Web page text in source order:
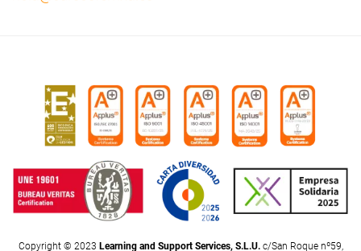
Copyright © 2023 Learning and Support Services, S.L.U.c/San Roque nº59,